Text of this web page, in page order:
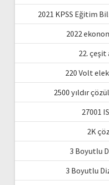
2021 KPSS Eğitim
2022
22.
220 Volt
2500 yıldır
27001
2K
3 Boyutlu
3 Boyutlu